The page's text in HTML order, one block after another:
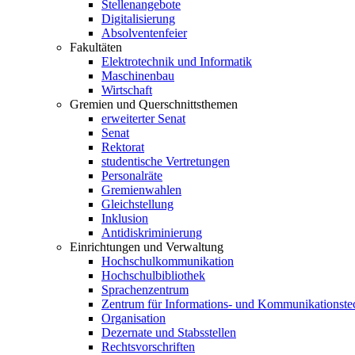
Stellenangebote
Digitalisierung
Absolventenfeier
Fakultäten
Elektrotechnik und Informatik
Maschinenbau
Wirtschaft
Gremien und Querschnittsthemen
erweiterter Senat
Senat
Rektorat
studentische Vertretungen
Personalräte
Gremienwahlen
Gleichstellung
Inklusion
Antidiskriminierung
Einrichtungen und Verwaltung
Hochschulkommunikation
Hochschulbibliothek
Sprachenzentrum
Zentrum für Informations- und
Organisation
Dezernate und Stabsstellen
Rechtsvorschriften